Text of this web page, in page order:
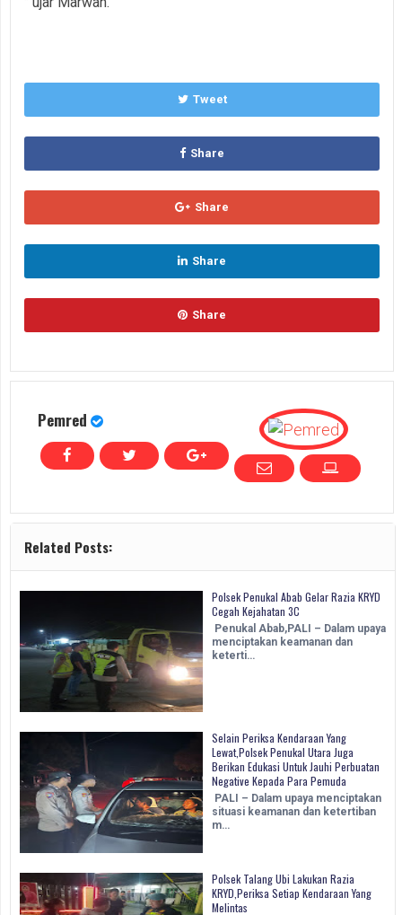
Tweet
Share
Share
Share
Share
Pemred
Related Posts:
Polsek Penukal Abab Gelar Razia KRYD
Cegah Kejahatan 3C
Penukal Abab,PALI – Dalam upaya
menciptakan keamanan dan
keterti…
Selain Periksa Kendaraan Yang
Lewat,Polsek Penukal Utara Juga
Berikan Edukasi Untuk Jauhi Perbuatan
Negative Kepada Para Pemuda
PALI – Dalam upaya menciptakan
situasi keamanan dan ketertiban
m…
Polsek Talang Ubi Lakukan Razia
KRYD,Periksa Setiap Kendaraan Yang
Melintas